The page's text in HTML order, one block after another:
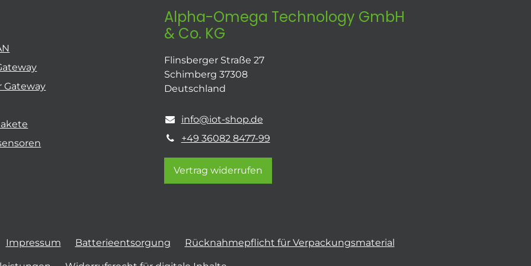
Gateway
Alpha-Omega Technology GmbH
& Co. KG
Flinsberger Straße 27
Schimberg 37308
Deutschland
info@iot-shop.de
+49 36082 8477-99
Vertrag widerrufen
Impressum Batterieentsorgung Rücknahmepflicht für Verpackungsmaterial